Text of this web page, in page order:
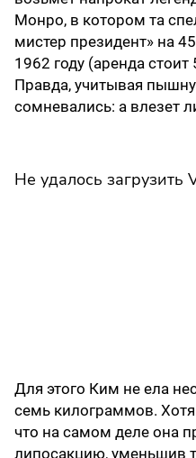
Монро, в котором та
мистер президент» на
1962 году (аренда
Правда, учитывая
сомневались: а влезет
Не удалось загрузить
Для этого Ким не ела
семь килограммов.
что на самом деле она
липосакцию, уменьшив